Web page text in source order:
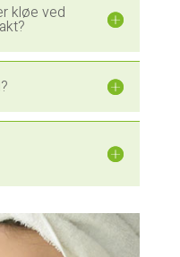
kløe ved